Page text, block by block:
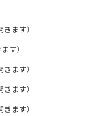
ます）
す）
ます）
ます）
ます）